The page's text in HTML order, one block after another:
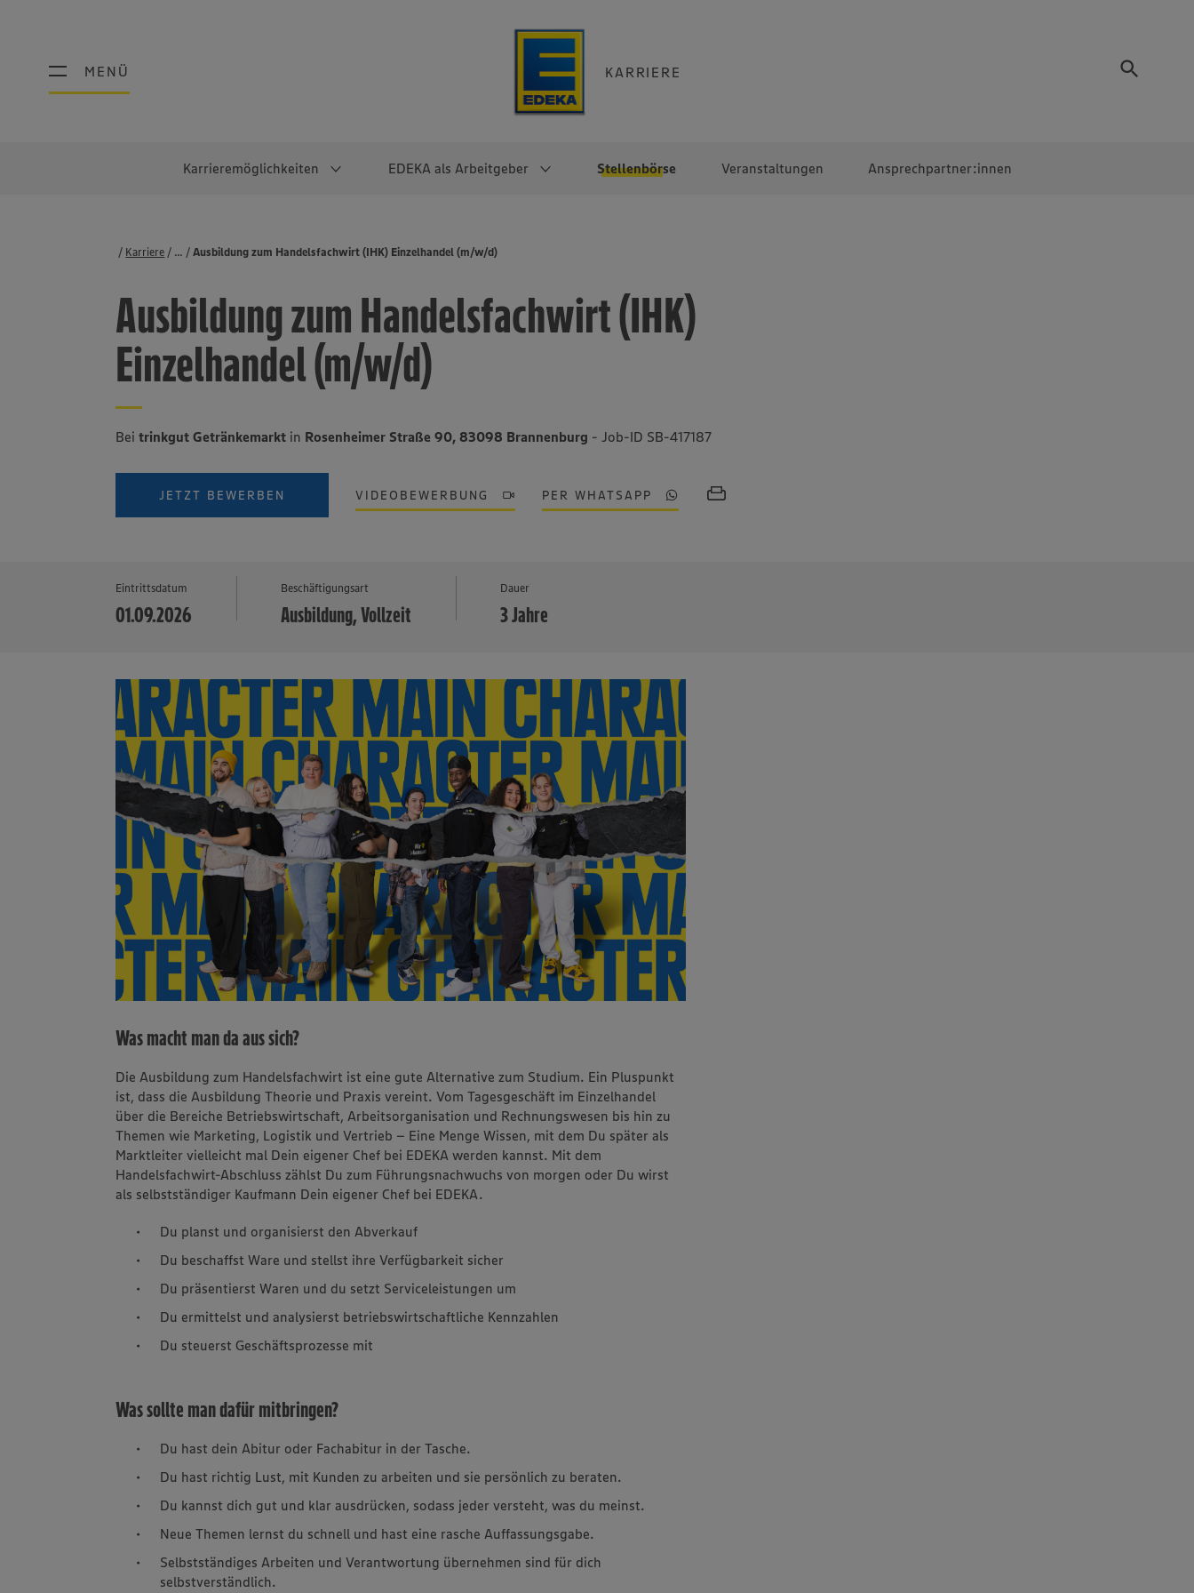
MENÜ KARRIERE
MENÜ
Karrieremöglichkeiten EDEKA als Arbeitgeber Stellenbörse Veranstaltungen Ansprechpartner:innen
Schülerpraktikum Abschlussarbeiten
Werkstudierendentätigkeit
Noch Fragen?
Direkteinstieg
Noch Fragen?
Selbstständig mit EDEKA
Faires Gehalt
Diversität
Lebensmittelproduktion
Lager & Logistik
IT
Überblick
EDEKA Fruchtkontor
Karriere Stellenbörse
Ausbildung zum Handelsfachwirt (IHK) Einzelhandel (m/w/d)
...
Ausbildung zum Handelsfachwirt (IHK)
Einzelhandel (m/w/d)
Beitrinkgut Getränkemarkt in Rosenheimer Straße 90, 83098 Brannenburg - Job-ID SB-417187
JETZT BEWERBEN VIDEOBEWERBUNG PER WHATSAPP
Eintrittsdatum
01.09.2026
Beschäftigungsart
Ausbildung, Vollzeit
Dauer
3 Jahre
Was macht man da aus sich?
Die Ausbildung zum Handelsfachwirt ist eine gute Alternative zum Studium. Ein Pluspunkt
ist, dass die Ausbildung Theorie und Praxis vereint. Vom Tagesgeschäft im Einzelhandel
über die Bereiche Betriebswirtschaft, Arbeitsorganisation und Rechnungswesen bis hin zu
Themen wie Marketing, Logistik und Vertrieb – Eine Menge Wissen, mit dem Du später als
Marktleiter vielleicht mal Dein eigener Chef bei EDEKA werden kannst. Mit dem
Handelsfachwirt-Abschluss zählst Du zum Führungsnachwuchs von morgen oder Du wirst
als selbstständiger Kaufmann Dein eigener Chef bei EDEKA.
Du planst und organisierst den Abverkauf
Du beschaffst Ware und stellst ihre Verfügbarkeit sicher
Du präsentierst Waren und du setzt Serviceleistungen um
Du ermittelst und analysierst betriebswirtschaftliche Kennzahlen
Du steuerst Geschäftsprozesse mit
Was sollte man dafür mitbringen?
Du hast dein Abitur oder Fachabitur in der Tasche.
Du hast richtig Lust, mit Kunden zu arbeiten und sie persönlich zu beraten.
Du kannst dich gut und klar ausdrücken, sodass jeder versteht, was du meinst.
Neue Themen lernst du schnell und hast eine rasche Auffassungsgabe.
Selbstständiges Arbeiten und Verantwortung übernehmen sind für dich
selbstverständlich.